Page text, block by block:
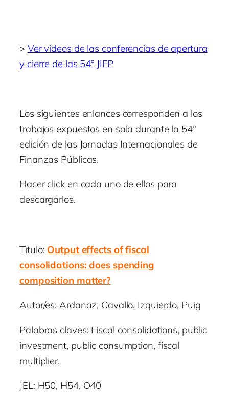
> Ver videos de las conferencias de apertura
y cierre de las 54º JIFP
Los siguientes enlances corresponden a los
trabajos expuestos en sala durante la 54º
edición de las Jornadas Internacionales de
Finanzas Públicas.
Hacer click en cada uno de ellos para
descargarlos.
Tìtulo: Output effects of fiscal
consolidations: does spending
composition matter?
Autor/es: Ardanaz, Cavallo, Izquierdo, Puig
Palabras claves: Fiscal consolidations, public
investment, public consumption, fiscal
multiplier.
JEL: H50, H54, O40